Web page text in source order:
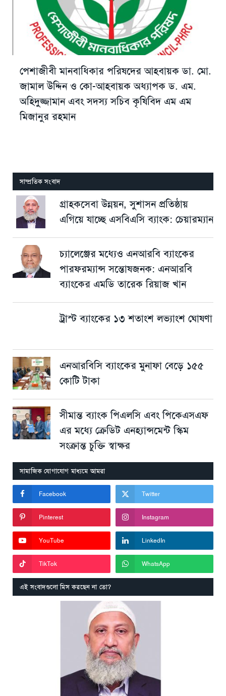
পেশাজীবী মানবাধিকার পরিষদের আহবায়ক ডা. মো.
জামাল উদ্দিন ও কো-আহবায়ক অধ্যাপক ড. এম.
অহিদুজ্জামান এবং সদস্য সচিব কৃষিবিদ এম এম
মিজানুর রহমান
সাম্প্রতিক সংবাদ
গ্রাহকসেবা উন্নয়ন, সুশাসন প্রতিষ্ঠায়
এগিয়ে যাচ্ছে এসবিএসি ব্যাংক: চেয়ারম্যান
চ্যালেঞ্জের মধ্যেও এনআরবি ব্যাংকের
পারফরম্যান্স সন্তোষজনক: এনআরবি
ব্যাংকের এমডি তারেক রিয়াজ খান
ট্রাস্ট ব্যাংকের ১৩ শতাংশ লভ্যাংশ ঘোষণা
এনআরবিসি ব্যাংকের মুনাফা বেড়ে ১৫৫
কোটি টাকা
সীমান্ত ব্যাংক পিএলসি এবং পিকেএসএফ
এর মধ্যে ক্রেডিট এনহ্যান্সমেন্ট স্কিম
সংক্রান্ত চুক্তি স্বাক্ষর
সামাজিক যোগাযোগ মাধ্যমে আমরা
Facebook Twitter
Pinterest Instagram
YouTube LinkedIn
TikTok WhatsApp
এই সংবাদগুলো মিস করছেন না তো?